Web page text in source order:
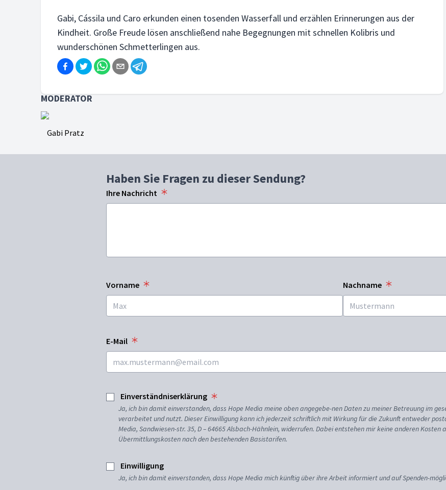
Gabi, Cássila und Caro erkunden einen tosenden Wasserfall und erzählen Erinnerungen aus der
Kindheit. Große Freude lösen anschließend nahe Begegnungen mit schnellen Kolibris und
wunderschönen Schmetterlingen aus.
MODERATOR
Gabi Pratz
Haben Sie Fragen zu dieser Sendung?
Ihre Nachricht
Vorname Nachname
E-Mail
Einverständniserklärung
Ja, ich bin damit einverstanden, dass Hope Media meine oben angegebe-nen Daten zu meiner Betreuung im
verarbeitet und nutzt. Dieser Einwilligung kann ich jederzeit schriftlich mit Wirkung für die Zukunft entweder
Media, Sandwiesen-str. 35, D – 64665 Alsbach-Hähnlein, widerrufen. Dabei entstehen mir keine anderen Kosten
Übermittlungskosten nach den bestehenden Basistarifen.
Einwilligung
Ja, ich bin damit einverstanden, dass Hope Media mich künftig über ihre Arbeit informiert und auf Spenden-